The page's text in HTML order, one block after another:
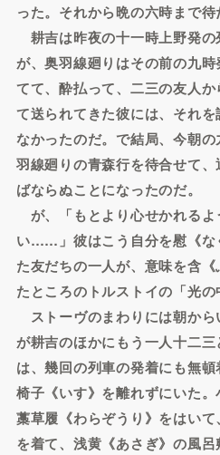
った。それから晩の六時まで待
耕吉は昨夜の十一時上野発の
が、奥羽線廻りはその前の九
てて、酔払って、二三の友人
て送られてきた彼には、それ
なかったのだ。で結局、今朝
羽線廻りの青森行を待合せて
ばならぬことになったのだ。
が、「もとより心せかれるよ
い……」彼はこう自分を慰《な
た友だちの一人が、意味を含
たところのトルストイの「光の
ストーヴのまわりには朝から
が耕吉のほかにもう一人十二
は、幾回の列車の発着にも無
椅子《いす》を離れずにいた
藁草履《わらぞうり》をはい
を着て、浅黄《あさぎ》の風呂